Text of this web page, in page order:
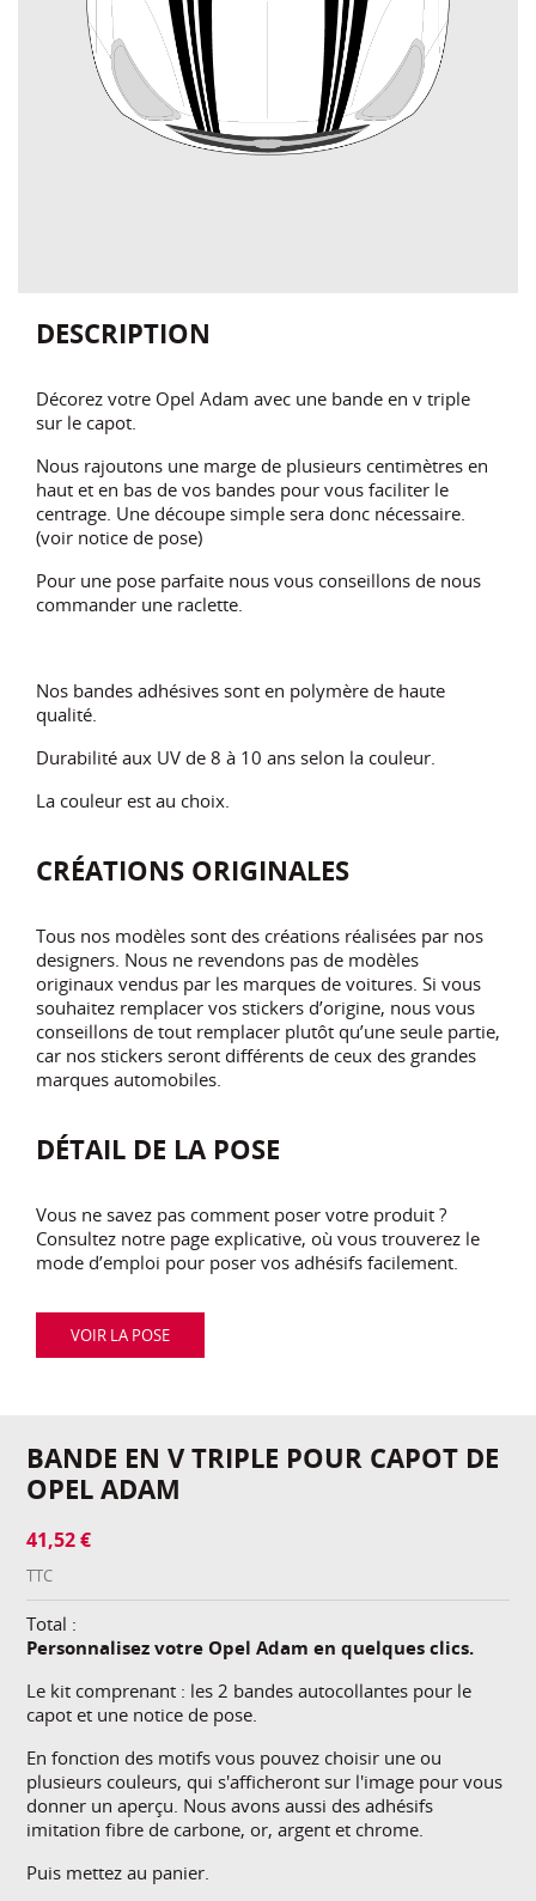
DESCRIPTION
Décorez votre Opel Adam avec une bande en v triple
sur le capot.
Nous rajoutons une marge de plusieurs centimètres en
haut et en bas de vos bandes pour vous faciliter le
centrage. Une découpe simple sera donc nécessaire.
(voir notice de pose)
Pour une pose parfaite nous vous conseillons de nous
commander une raclette.
Nos bandes adhésives sont en polymère de haute
qualité.
Durabilité aux UV de 8 à 10 ans selon la couleur.
La couleur est au choix.
CRÉATIONS ORIGINALES
Tous nos modèles sont des créations réalisées par nos
designers. Nous ne revendons pas de modèles
originaux vendus par les marques de voitures. Si vous
souhaitez remplacer vos stickers d’origine, nous vous
conseillons de tout remplacer plutôt qu’une seule partie,
car nos stickers seront différents de ceux des grandes
marques automobiles.
DÉTAIL DE LA POSE
Vous ne savez pas comment poser votre produit ?
Consultez notre page explicative, où vous trouverez le
mode d’emploi pour poser vos adhésifs facilement.
VOIR LA POSE
BANDE EN V TRIPLE POUR CAPOT DE
OPEL ADAM
41,52 €
TTC
Total :
Personnalisez votre Opel Adam en quelques clics.
Le kit comprenant : les 2 bandes autocollantes pour le
capot et une notice de pose.
En fonction des motifs vous pouvez choisir une ou
plusieurs couleurs, qui s'afficheront sur l'image pour vous
donner un aperçu. Nous avons aussi des adhésifs
imitation fibre de carbone, or, argent et chrome.
Puis mettez au panier.